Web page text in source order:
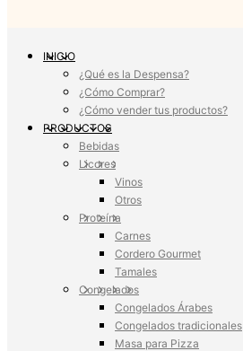
INICIO
¿Qué es la Despensa?
¿Cómo Comprar?
¿Cómo vender tus productos?
PRODUCTOS
Bebidas
Licores
Vinos
Otros
Proteína
Carnes
Cordero Gourmet
Tamales
Congelados
Congelados Árabes
Congelados tradicionales
Masa para Pizza